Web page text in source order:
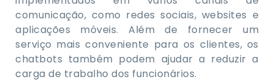
comunicação, como redes sociais, websites e
aplicações móveis. Além de fornecer um
serviço mais conveniente para os clientes, os
chatbots também podem ajudar a reduzir a
carga de trabalho dos funcionários.